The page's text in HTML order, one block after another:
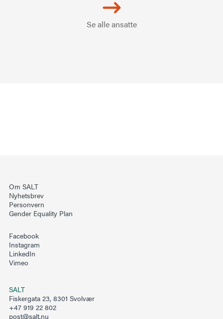
Se alle ansatte
Om SALT
Nyhetsbrev
Personvern
Gender Equality Plan
Facebook
Instagram
LinkedIn
Vimeo
SALT
Fiskergata 23, 8301 Svolvær
+47 919 22 802
post@salt.nu